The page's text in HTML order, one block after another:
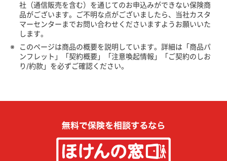
社（通信販売を含む）を通じてのお申込みができない保険商
品がございます。ご不明な点がございましたら、当社カスタ
マーセンターまでお問い合わせくださいますようお願いいた
します。
※
このページは商品の概要を説明しています。詳細は「商品パ
ンフレット」「契約概要」「注意喚起情報」「ご契約のしお
り/約款」を必ずご確認ください。